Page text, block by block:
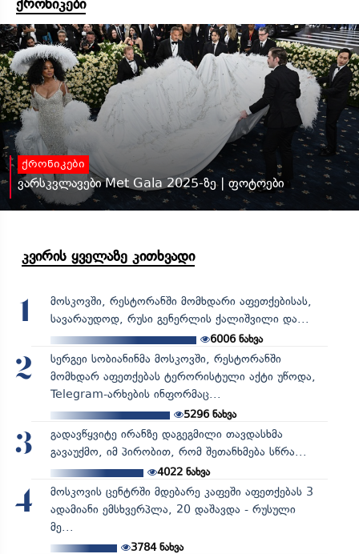
ქრონიკები
ქრონიკები
ვარსკვლავები Met Gala 2025-ზე | ფოტოები
კვირის ყველაზე კითხვადი
1
მოსკოვში, რესტორანში მომხდარი აფეთქებისას,
სავარაუდოდ, რუსი გენერლის ქალიშვილი და...
6006ნახვა
2
სერგეი სობიანინმა მოსკოვში, რესტორანში
მომხდარ აფეთქებას ტერორისტული აქტი უწოდა,
Telegram-არხების ინფორმაც...
5296ნახვა
3
გადავწყვიტე ირანზე დაგეგმილი თავდასხმა
გავაუქმო, იმ პირობით, რომ შეთანხმება სწრა...
4022ნახვა
4
მოსკოვის ცენტრში მდებარე კაფეში აფეთქებას 3
ადამიანი ემსხვერპლა, 20 დაშავდა - რუსული
მე...
3784ნახვა